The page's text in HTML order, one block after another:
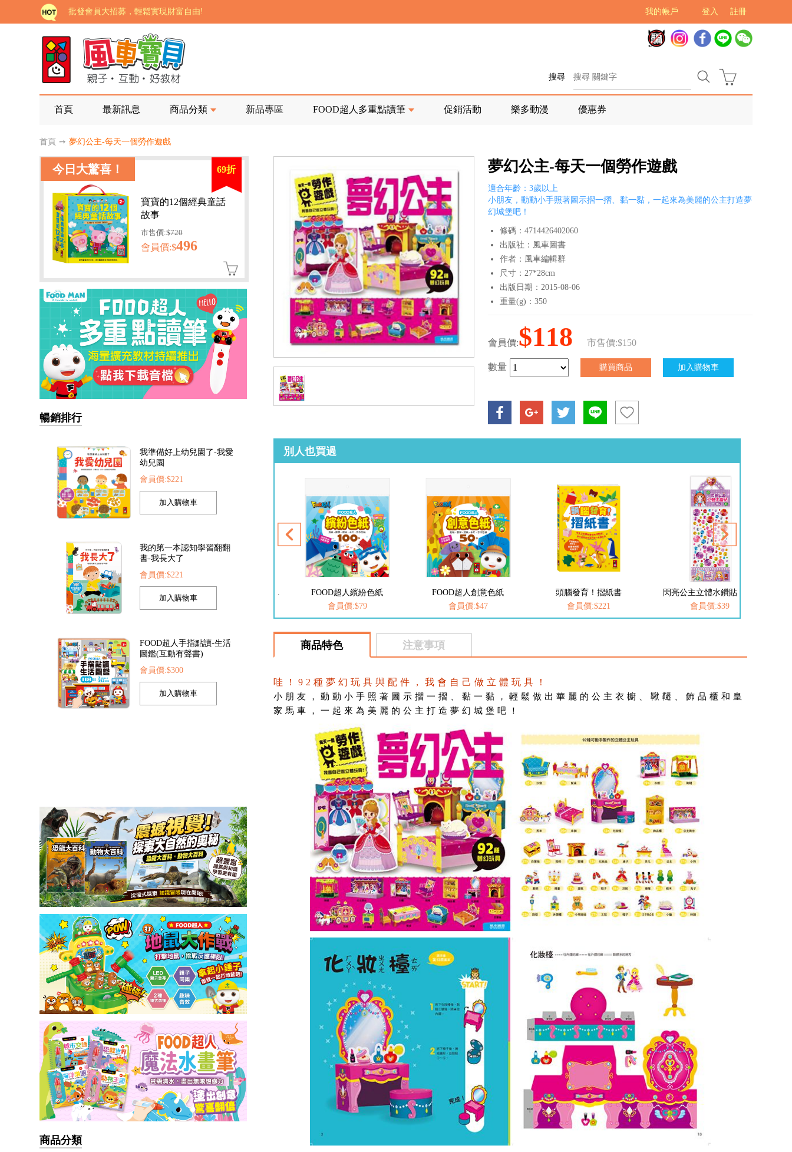
註冊
登入
我的帳戶
批發會員大招募，輕鬆實現財富自由!
如需更改或重開發票 需在訂單成立三天內通知客服 寄回發票需附上回郵郵票
老師您好!!幼教會員火熱招募中~
海外購物免煩惱！點我查看『海外購物流程說明』
家長樂了!「風車書版集團暨FOOD超人企業總部」目前正興建中!
老師您好!!幼教會員火熱招募中~
海外購物免煩惱！點我查看『海外購物流程說明』
搜尋
首頁 最新訊息 商品分類 新品專區 FOOD超人多重點讀筆 促銷活動 樂多動漫 優惠券
首頁 ➙ 夢幻公主-每天一個勞作遊戲
今日大驚喜！ 69折
寶寶的12個經典童話
故事
市售價:$720
會員價:$496
暢銷排行
幼兒園
會員價:$221
書-我長大了
會員價:$221
圖鑑(互動有聲書)
會員價:$300
商品分類
夢幻公主-每天一個勞作遊戲
適合年齡：3歲以上
小朋友，動動小手照著圖示摺一摺、黏一黏，一起來為美麗的公主打造夢
幻城堡吧！
條碼：4714426402060
出版社：風車圖書
作者：風車編輯群
尺寸：27*28cm
出版日期：2015-08-06
重量(g)：350
會員價:$118 市售價:$150
數量
別人也買過
聖誕立體遊戲書
會員價:$173
FOOD超人繽紛色紙
會員價:$79
FOOD超人創意色紙
會員價:$47
頭腦發育！摺紙書
會員價:$221
閃亮公主立體水鑽貼-寶石
會員價:$39
商品特色 注意事項
哇！92種夢幻玩具與配件，我會自己做立體玩具！
小朋友，動動小手照著圖示摺一摺、黏一黏，輕鬆做出華麗的公主衣櫥、鞦韆、飾品櫃和皇
家馬車，一起來為美麗的公主打造夢幻城堡吧！